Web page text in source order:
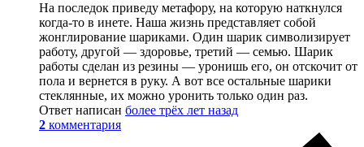
На последок приведу метафору, на которую наткнулся
когда-то в инете. Наша жизнь представляет собой
жонглирование шариками. Один шарик символизирует
работу, другой — здоровье, третий — семью. Шарик
работы сделан из резины — уронишь его, он отскочит от
пола и вернется в руку. А вот все остальные шарики
стеклянные, их можно уронить только один раз.
Ответ написан более трёх лет назад
2 комментария